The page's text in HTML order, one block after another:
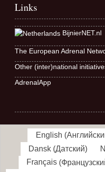
Links
BijnierNET.nl
The European Adrenal
Other (inter)national
AdrenalApp
English (
Dansk (Датский)
Français (